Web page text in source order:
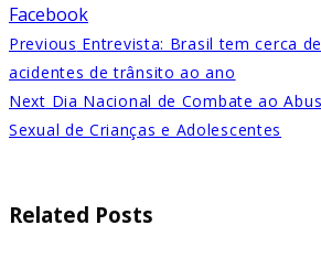
Facebook
Previous Entrevista: Brasil tem cerca
acidentes de trânsito ao ano
Next Dia Nacional de Combate ao
Sexual de Crianças e Adolescentes
Related Posts